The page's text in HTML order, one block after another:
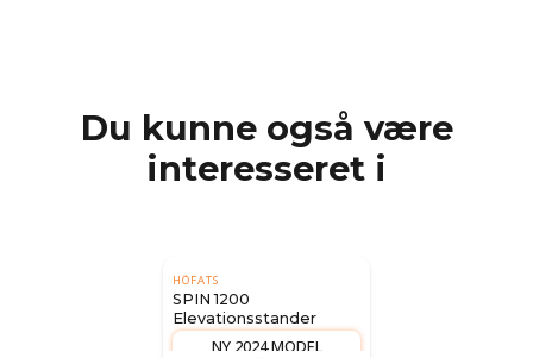
Du kunne også være
interesseret i
HÖFATS
SPIN 1200
Elevationsstander
NY 2024 MODEL